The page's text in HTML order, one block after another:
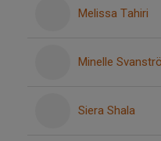
Melissa Tahiri
Minelle
Siera Shala